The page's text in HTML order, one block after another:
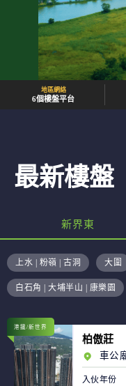
地區網絡
6個樓盤平台
最新樓盤
新界東
上水 | 粉嶺 | 古洞 大圍
白石角 | 大埔半山 | 康樂園
港鐵/新世界
柏傲莊
車公
入伙年份